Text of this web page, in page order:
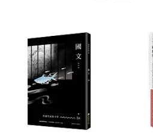
中國農業科學技術出版社(1)
人民美術出版社(1)
千華數位文化(1)
適合手機平板閱讀(2)
其他 (可複選)
現在可購買商品(10)